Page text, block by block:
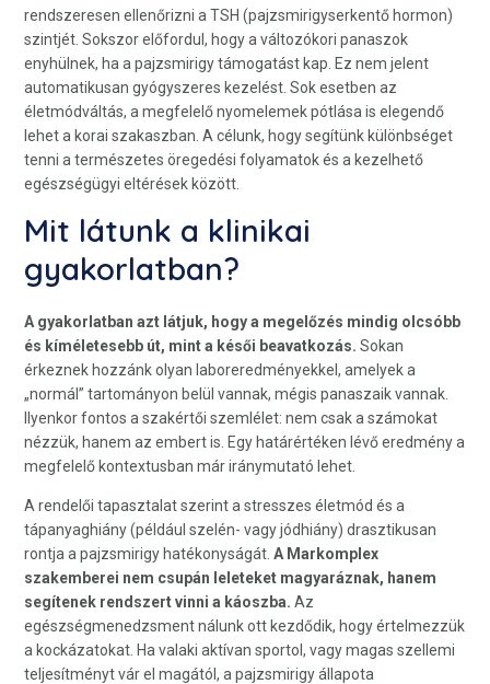
rendszeresen ellenőrizni a TSH (pajzsmirigyserkentő hormon)
szintjét. Sokszor előfordul, hogy a változókori panaszok
enyhülnek, ha a pajzsmirigy támogatást kap. Ez nem jelent
automatikusan gyógyszeres kezelést. Sok esetben az
életmódváltás, a megfelelő nyomelemek pótlása is elegendő
lehet a korai szakaszban. A célunk, hogy segítünk különbséget
tenni a természetes öregedési folyamatok és a kezelhető
egészségügyi eltérések között.
Mit látunk a klinikai
gyakorlatban?
A gyakorlatban azt látjuk, hogy a megelőzés mindig olcsóbb
és kíméletesebb út, mint a késői beavatkozás. Sokan
érkeznek hozzánk olyan laboreredményekkel, amelyek a
„normál” tartományon belül vannak, mégis panaszaik vannak.
Ilyenkor fontos a szakértői szemlélet: nem csak a számokat
nézzük, hanem az embert is. Egy határértéken lévő eredmény a
megfelelő kontextusban már iránymutató lehet.
A rendelői tapasztalat szerint a stresszes életmód és a
tápanyaghiány (például szelén- vagy jódhiány) drasztikusan
rontja a pajzsmirigy hatékonyságát. A Markomplex
szakemberei nem csupán leleteket magyaráznak, hanem
segítenek rendszert vinni a káoszba. Az
egészségmenedzsment nálunk ott kezdődik, hogy értelmezzük
a kockázatokat. Ha valaki aktívan sportol, vagy magas szellemi
teljesítményt vár el magától, a pajzsmirigy állapota